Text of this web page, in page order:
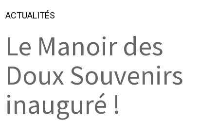
ACTUALITÉS
Le Manoir des
Doux Souvenirs
inauguré !